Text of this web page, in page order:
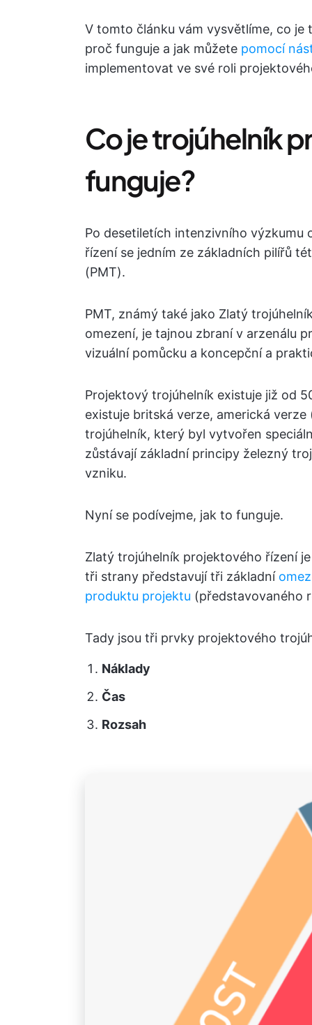
V tomto článku vám vysvětlíme, co
proč funguje a jak můžete pomocí
implementovat ve své roli
Co je trojúhelník
funguje?
Po desetiletích intenzivního
řízení se jedním ze základních pilířů
(PMT).
PMT, známý také jako Zlatý
omezení, je tajnou zbraní v arzenálu
vizuální pomůcku a koncepční a
Projektový trojúhelník existuje již od
existuje britská verze, americká
trojúhelník, který byl vytvořen
zůstávají základní principy železný
vzniku.
Nyní se podívejme, jak to funguje.
Zlatý trojúhelník projektového řízení
tři strany představují tři základní
produktu projektu (představovaného
Tady jsou tři prvky projektového
Náklady
Čas
Rozsah